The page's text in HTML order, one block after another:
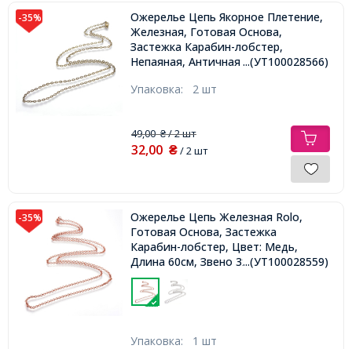
-35%
Ожерелье Цепь Якорное Плетение,
Железная, Готовая Основа,
Застежка Карабин-лобстер,
Непаяная, Античная Бронза, 60см,
...(УТ100028566)
Упаковка: 2 шт
49,00₴/ 2 шт
32,00 ₴/ 2 шт
-35%
Ожерелье Цепь Железная Rolo,
Готовая Основа, Застежка
Карабин-лобстер, Цвет: Медь,
Длина 60см, Звено 3х0.8мм,...(УТ100028559)
Упаковка: 1 шт